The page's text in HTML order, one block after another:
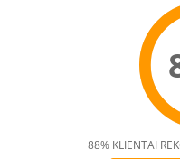
88% KLIENTAI